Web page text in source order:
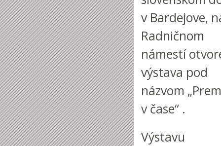
v Bardejove,
Radničnom
námestí
výstava pod
názvom
v čase“ .
Výstavu